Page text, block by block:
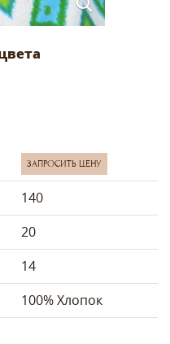
ЗАПРОСИТЬ ЦЕНУ
140
20
14
100% Хлопок